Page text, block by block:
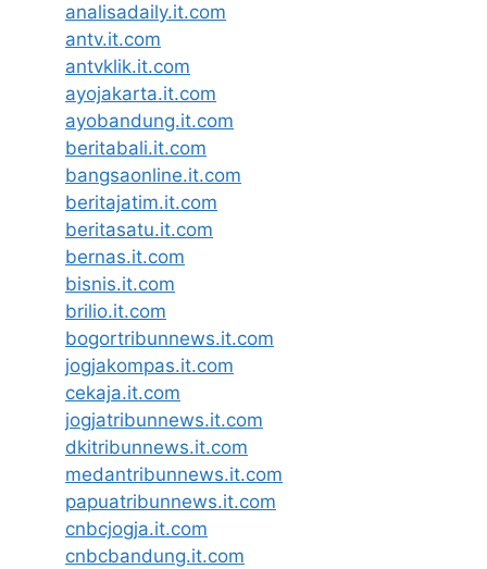
analisadaily.it.com
antv.it.com
antvklik.it.com
ayojakarta.it.com
ayobandung.it.com
beritabali.it.com
bangsaonline.it.com
beritajatim.it.com
beritasatu.it.com
bernas.it.com
bisnis.it.com
brilio.it.com
bogortribunnews.it.com
jogjakompas.it.com
cekaja.it.com
jogjatribunnews.it.com
dkitribunnews.it.com
medantribunnews.it.com
papuatribunnews.it.com
cnbcjogja.it.com
cnbcbandung.it.com